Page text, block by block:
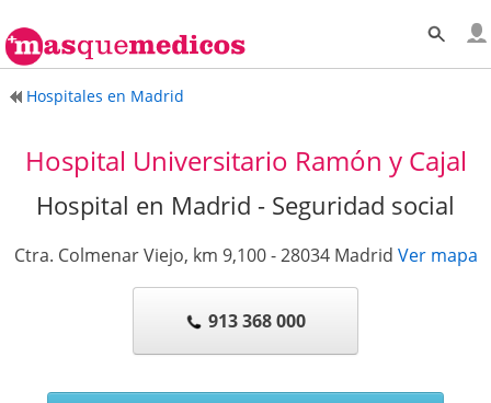
Hospitales en Madrid
Hospital Universitario Ramón y Cajal
Hospital en Madrid - Seguridad social
Ctra. Colmenar Viejo, km 9,100-28034 Madrid Ver mapa
913 368 000